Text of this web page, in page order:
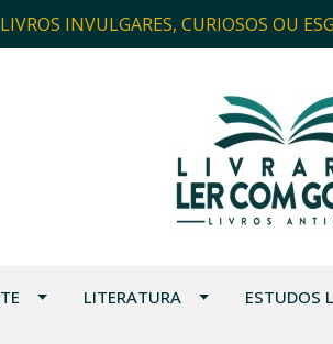
LIVROS INVULGARES, CURIOSOS OU
LITERATURA ESTUDOS